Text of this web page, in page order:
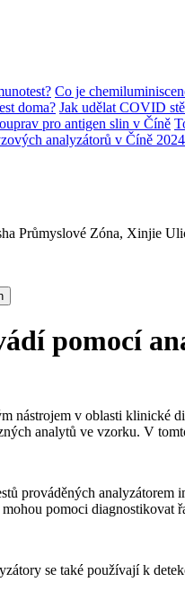
Co je
Jak udělat COVID
Průmyslové Zóna, Xinjie
pomocí
nástrojem v oblasti klinické
analytů ve vzorku. V
prováděných
pomoci diagnostikovat
se také používají k